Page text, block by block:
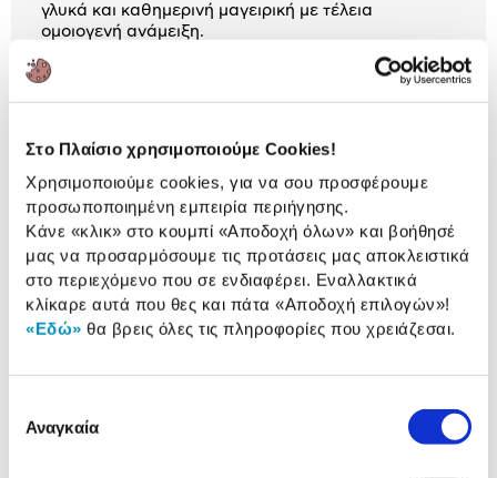
Στο Πλαίσιο χρησιμοποιούμε Cookies!
Χρησιμοποιούμε cookies, για να σου προσφέρουμε
προσωποποιημένη εμπειρία περιήγησης.
Κάνε «κλικ» στο κουμπί «Αποδοχή όλων» και βοήθησέ
μας να προσαρμόσουμε τις προτάσεις μας αποκλειστικά
στο περιεχόμενο που σε ενδιαφέρει. Εναλλακτικά
κλίκαρε αυτά που θες και πάτα «Αποδοχή επιλογών»!
«Εδώ» θα βρεις όλες τις πληροφορίες που χρειάζεσαι.
συγκατάθεσης
Αναγκαία
γλυκά και καθημερινή μαγειρική με τέλεια
ομοιογενή ανάμειξη.
Πληροφορίες
Χαρακτηριστικά
Τύπος: Κουζινομηχανή
Ισχύς (Watt): 1.000 W
Χωρητικότητα Μπολ: 4,30 Lt
Μπολ: Ανοξείδωτο
Αναλυτική
Αναλυτική παρουσίαση